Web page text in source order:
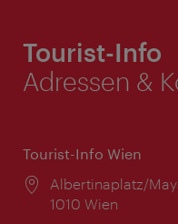
Tourist-Info
Adressen &
Tourist-Info Wien
Ort:
Albertinaplatz/
1010 Wien